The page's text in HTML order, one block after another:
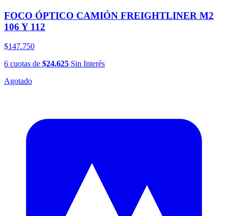
FOCO ÓPTICO CAMIÓN FREIGHTLINER M2
106 Y 112
$147.750
6 cuotas de $24.625 Sin Interés
Agotado